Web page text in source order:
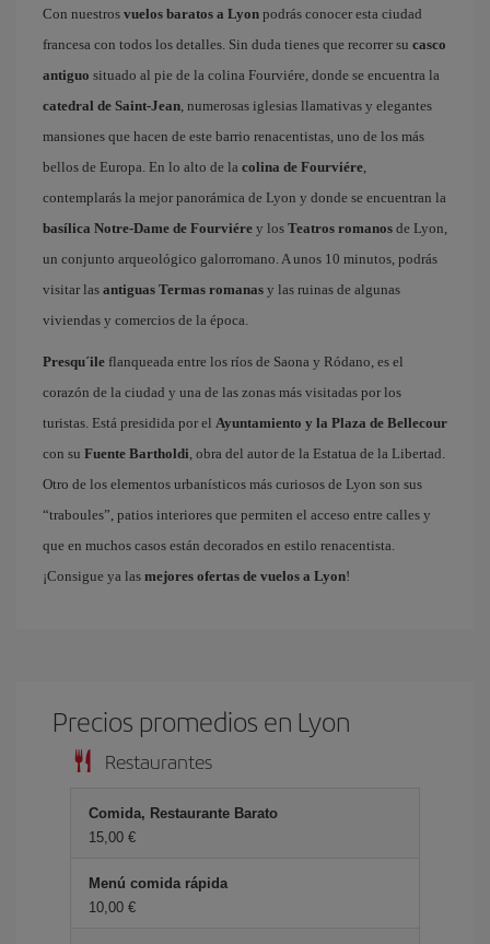
Con nuestros vuelos baratos a Lyon podrás conocer esta ciudad
francesa con todos los detalles. Sin duda tienes que recorrer su casco
antiguo situado al pie de la colina Fourviére, donde se encuentra la
catedral de Saint-Jean, numerosas iglesias llamativas y elegantes
mansiones que hacen de este barrio renacentistas, uno de los más
bellos de Europa. En lo alto de la colina de Fourviére,
contemplarás la mejor panorámica de Lyon y donde se encuentran la
basílica Notre-Dame de Fourviére y los Teatros romanos de Lyon,
un conjunto arqueológico galorromano. A unos 10 minutos, podrás
visitar las antiguas Termas romanas y las ruinas de algunas
viviendas y comercios de la época.
Presqu´ile flanqueada entre los ríos de Saona y Ródano, es el
corazón de la ciudad y una de las zonas más visitadas por los
turistas. Está presidida por el Ayuntamiento y la Plaza de Bellecour
con su Fuente Bartholdi, obra del autor de la Estatua de la Libertad.
Otro de los elementos urbanísticos más curiosos de Lyon son sus
“traboules”, patios interiores que permiten el acceso entre calles y
que en muchos casos están decorados en estilo renacentista.
¡Consigue ya las mejores ofertas de vuelos a Lyon!
Precios promedios en Lyon
Restaurantes
Comida, Restaurante Barato
15,00 €
Menú comida rápida
10,00 €